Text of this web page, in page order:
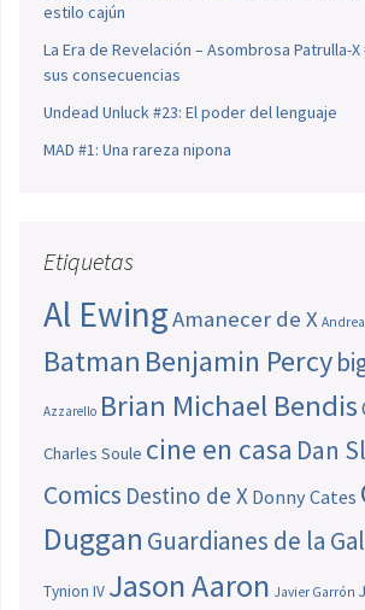
estilo cajún
La Era de Revelación – Asombrosa Patrulla-
sus consecuencias
Undead Unluck #23: El poder del lenguaje
MAD #1: Una rareza nipona
Etiquetas
Al EwingAmanecer de X
Batman Benjamin Percy
Azzarello Brian Michael Bendis
Charles Soule cine en casa Dan
Comics Destino de X Donny Cates
Duggan Guardianes de la
Tynion IV Jason Aaron Javier Garrón